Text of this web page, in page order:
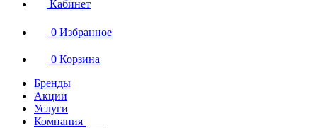
Кабинет
0 Избранное
0 Корзина
Бренды
Акции
Услуги
Компания